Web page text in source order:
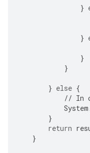
}
}
}
}
} else {
// In
System
}
return
}